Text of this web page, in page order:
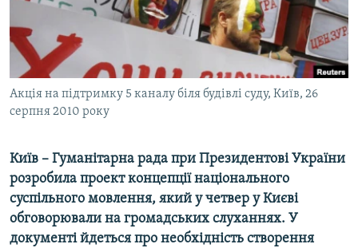
СПЕЦПРОЄКТИ
ПОДКАСТИ
КРИМ РЕАЛІЇ
УКР
КТАТ
ДОЛУЧАЙСЯ!
Акція на підтримку 5 каналу біля будівлі суду, Київ, 26
серпня 2010 року
Київ – Гуманітарна рада при Президентові України
розробила проект концепції національного
суспільного мовлення, який у четвер у Києві
обговорювали на громадських слуханнях. У
документі йдеться про необхідність створення